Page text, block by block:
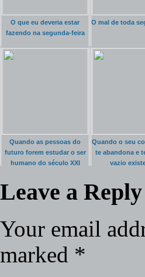
O que eu deveria estar
fazendo na segunda-feira
O mal de toda
Quando as pessoas do
futuro forem estudar o ser
humano do século XXI
Quando o seu
te abandona e
vazio
Leave a Reply
Your email
marked *